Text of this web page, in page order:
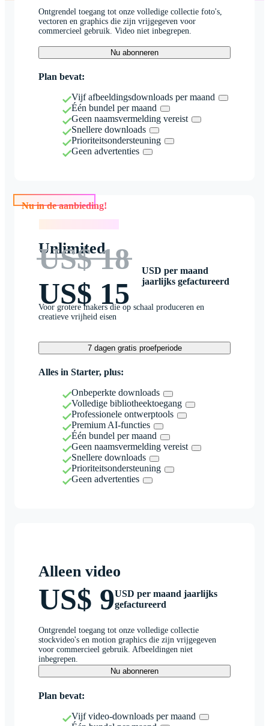
Ontgrendel toegang tot onze volledige collectie foto's,
vectoren en graphics die zijn vrijgegeven voor
commercieel gebruik. Video niet inbegrepen.
Nu abonneren
Plan bevat:
Vijf afbeeldingsdownloads per maand
Één bundel per maand
Geen naamsvermelding vereist
Snellere downloads
Prioriteitsondersteuning
Geen advertenties
Nu in de aanbieding!
Unlimited
US$ 18
US$ 15
USD per maand
jaarlijks gefactureerd
Voor grotere makers die op schaal produceren en
creatieve vrijheid eisen
7 dagen gratis proefperiode
Alles in Starter, plus:
Onbeperkte downloads
Volledige bibliotheektoegang
Professionele ontwerptools
Premium AI-functies
Één bundel per maand
Geen naamsvermelding vereist
Snellere downloads
Prioriteitsondersteuning
Geen advertenties
Alleen video
US$ 9USD per maand jaarlijks
gefactureerd
Ontgrendel toegang tot onze volledige collectie
stockvideo's en motion graphics die zijn vrijgegeven
voor commercieel gebruik. Afbeeldingen niet
inbegrepen.
Nu abonneren
Plan bevat:
Vijf video-downloads per maand